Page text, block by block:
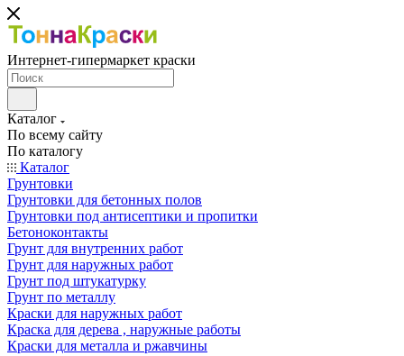
Интернет-гипермаркет краски
Каталог
По всему сайту
По каталогу
Каталог
Грунтовки
Грунтовки для бетонных полов
Грунтовки под антисептики и пропитки
Бетоноконтакты
Грунт для внутренних работ
Грунт для наружных работ
Грунт под штукатурку
Грунт по металлу
Краски для наружных работ
Краска для дерева , наружные работы
Краски для металла и ржавчины